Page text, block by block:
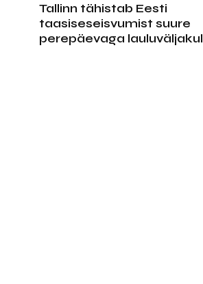
Tallinn tähistab Eesti
taasiseseisvumist suure
perepäevaga lauluväljakul